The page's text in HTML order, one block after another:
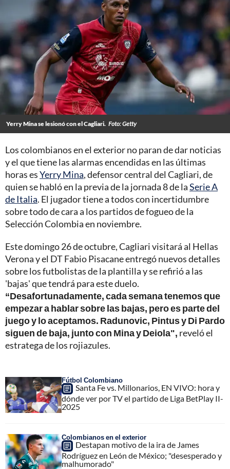
Yerry Mina se lesionó con el Cagliari. Foto: Getty
Los colombianos en el exterior no paran de dar noticias
y el que tiene las alarmas encendidas en las últimas
horas esYerry Mina, defensor central del Cagliari, de
quien se habló en la previa de la jornada 8 de laSerie A
de Italia. El jugador tiene a todos con incertidumbre
sobre todo de cara a los partidos de fogueo de la
Selección Colombia en noviembre.
Este domingo 26 de octubre, Cagliari visitará al Hellas
Verona y el DT Fabio Pisacane entregó nuevos detalles
sobre los futbolistas de la plantilla y se refirió a las
'bajas' que tendrá para este duelo.
“Desafortunadamente, cada semana tenemos que
empezar a hablar sobre las bajas, pero es parte del
juego y lo aceptamos. Radunovic, Pintus y Di Pardo
siguen de baja, junto con Mina y Deiola", reveló el
estratega de los rojiazules.
Fútbol Colombiano
Santa Fe vs. Millonarios, EN VIVO: hora y
dónde ver por TV el partido de Liga BetPlay II-
2025
Colombianos en el exterior
Destapan motivo de la ira de James
Rodríguez en León de México; "desesperado y
malhumorado"